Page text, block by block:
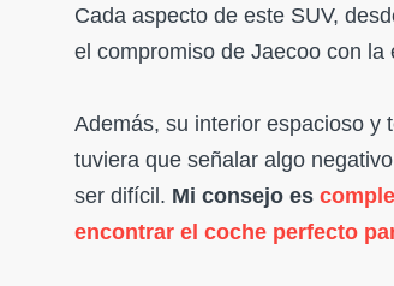
Cada aspecto de este SUV,
el compromiso de Jaecoo con la
Además, su interior espacioso y
tuviera que señalar algo
ser difícil. Mi consejo es
encontrar el coche perfecto